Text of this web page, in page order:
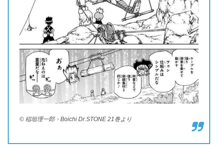
© 稲垣理一郎・Boichi Dr.STONE 21巻より